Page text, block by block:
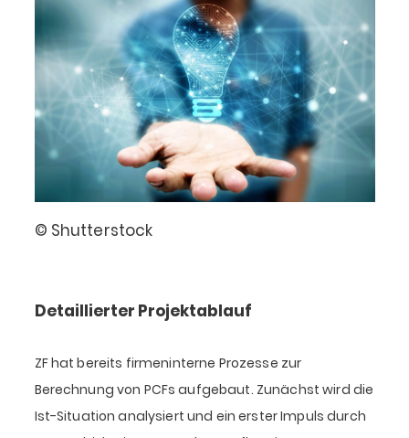
© Shutterstock
Detaillierter Projektablauf
ZF hat bereits firmeninterne Prozesse zur
Berechnung von PCFs aufgebaut. Zunächst wird die
Ist-Situation analysiert und ein erster Impuls durch